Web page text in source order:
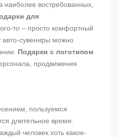
востребованных,
для
то – просто комфортный
сувениры можно
Подарки с логотипом
продвижения
пользуемся
длительное время.
человек хоть какое-